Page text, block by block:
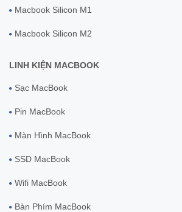
Macbook Silicon M1
Macbook Silicon M2
LINH KIỆN MACBOOK
Sạc MacBook
Pin MacBook
Màn Hình MacBook
SSD MacBook
Wifi MacBook
Bàn Phím MacBook